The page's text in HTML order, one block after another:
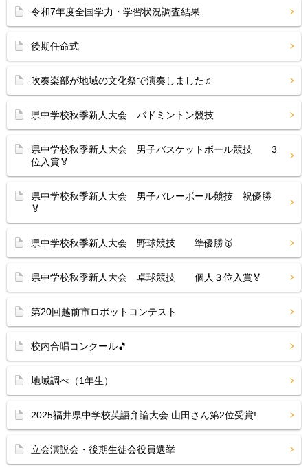
令和7年度全国学力・学習状況調査結果
後期任命式
吹奏楽部が地域の文化祭で演奏しました♫
県中学校秋季新人大会 バドミントン競技
県中学校秋季新人大会 男子バスケットボール競技 3
位入賞🏅
県中学校秋季新人大会 男子バレーボール競技 祝優勝
🏅
県中学校秋季新人大会 野球競技 準優勝🥇
県中学校秋季新人大会 卓球競技 個人３位入賞🏅
第20回越前市ロボットコンテスト
校内合唱コンクール🎵
地域調べ（1年生）
2025福井県中学校英語弁論大会 山田さん第2位受賞!
立会演説会・後期生徒会役員選挙